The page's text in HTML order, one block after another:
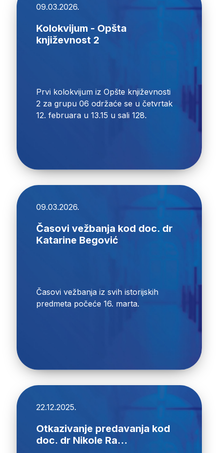
09.03.2026.
Kolokvijum - Opšta
književnost 2
Prvi kolokvijum iz Opšte književnosti
2 za grupu 06 održaće se u četvrtak
12. februara u 13.15 u sali 128.
09.03.2026.
Časovi vežbanja kod doc. dr
Katarine Begović
Časovi vežbanja iz svih istorijskih
predmeta počeće 16. marta.
22.12.2025.
Otkazivanje predavanja kod
doc. dr Nikole Ra...